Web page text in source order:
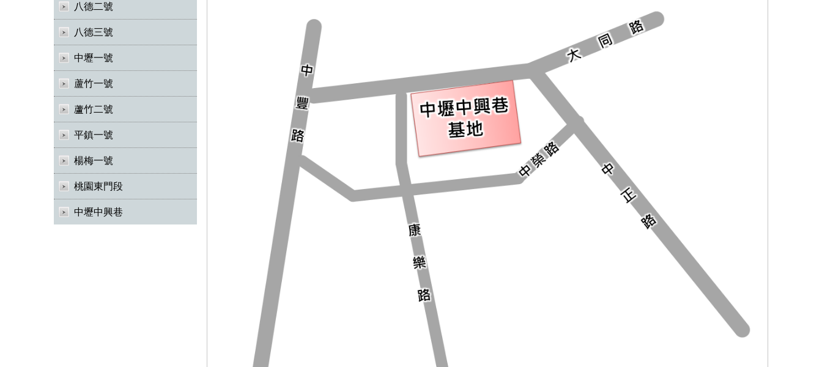
八德二號
八德三號
中壢一號
蘆竹一號
蘆竹二號
平鎮一號
楊梅一號
桃園東門段
中壢中興巷